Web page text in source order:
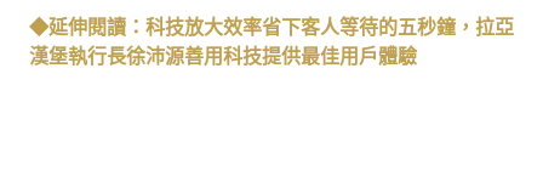
◆延伸閱讀：科技放大效率省下客人等待的五秒鐘，拉亞
漢堡執行長徐沛源善用科技提供最佳用戶體驗